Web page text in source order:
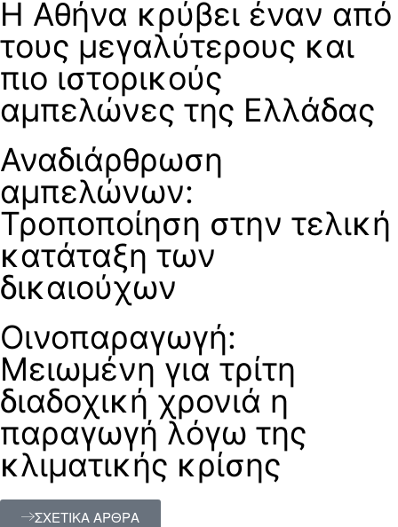
Η Αθήνα κρύβει έναν από
τους μεγαλύτερους και
πιο ιστορικούς
αμπελώνες της Ελλάδας
Αναδιάρθρωση
αμπελώνων:
Τροποποίηση στην τελική
κατάταξη των
δικαιούχων
Οινοπαραγωγή:
Μειωμένη για τρίτη
διαδοχική χρονιά η
παραγωγή λόγω της
κλιματικής κρίσης
ΣΧΕΤΙΚΑ ΑΡΘΡΑ